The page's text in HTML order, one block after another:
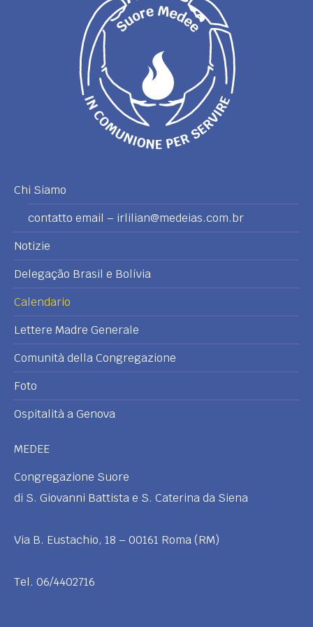
Chi Siamo
contatto email – irlilian@medeias.com.br
Notizie
Delegação Brasil e Bolívia
Calendario
Lettere Madre Generale
Comunità della Congregazione
Foto
Ospitalità a Genova
MEDEE
Congregazione Suore
di S. Giovanni Battista e S. Caterina da Siena
Via B. Eustachio, 18 – 00161 Roma (RM)
Tel. 06/4402716